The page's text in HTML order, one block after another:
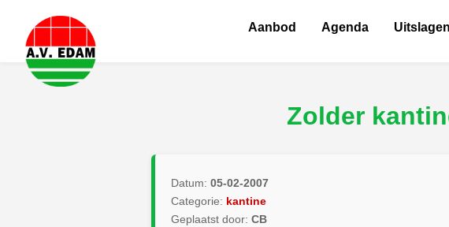
Aanbod Agenda Uitslagen
Zolder
Datum: 05-02-2007
Categorie: kantine
Geplaatst door: CB